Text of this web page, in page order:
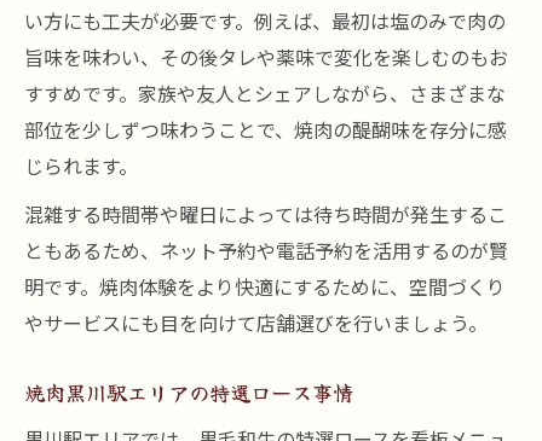
い方にも工夫が必要です。例えば、最初は塩のみで肉の
旨味を味わい、その後タレや薬味で変化を楽しむのもお
すすめです。家族や友人とシェアしながら、さまざまな
部位を少しずつ味わうことで、焼肉の醍醐味を存分に感
じられます。
混雑する時間帯や曜日によっては待ち時間が発生するこ
ともあるため、ネット予約や電話予約を活用するのが賢
明です。焼肉体験をより快適にするために、空間づくり
やサービスにも目を向けて店舗選びを行いましょう。
焼肉黒川駅エリアの特選ロース事情